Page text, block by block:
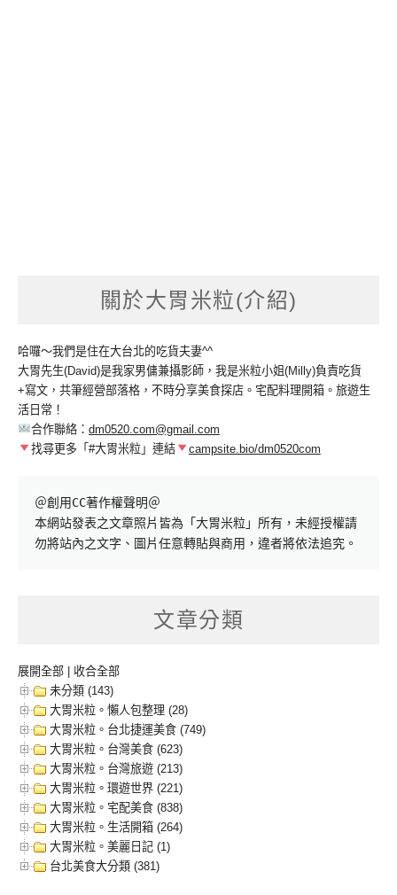
關於大胃米粒(介紹)
哈囉～我們是住在大台北的吃貨夫妻^^
大胃先生(David)是我家男傭兼攝影師，我是米粒小姐(Milly)負責吃貨
+寫文，共筆經營部落格，不時分享美食探店。宅配料理開箱。旅遊生
活日常！
合作聯絡： dm0520.com@gmail.com
找尋更多「#大胃米粒」連結
campsite.bio/dm0520com
＠創用CC著作權聲明＠
本網站發表之文章照片皆為「大胃米粒」所有，未經授權請
勿將站內之文字、圖片任意轉貼與商用，違者將依法追究。
文章分類
展開全部 | 收合全部
未分類 (143)
大胃米粒。懶人包整理 (28)
大胃米粒。台北捷運美食 (749)
大胃米粒。台灣美食 (623)
大胃米粒。台灣旅遊 (213)
大胃米粒。環遊世界 (221)
大胃米粒。宅配美食 (838)
大胃米粒。生活開箱 (264)
大胃米粒。美麗日記 (1)
台北美食大分類 (381)